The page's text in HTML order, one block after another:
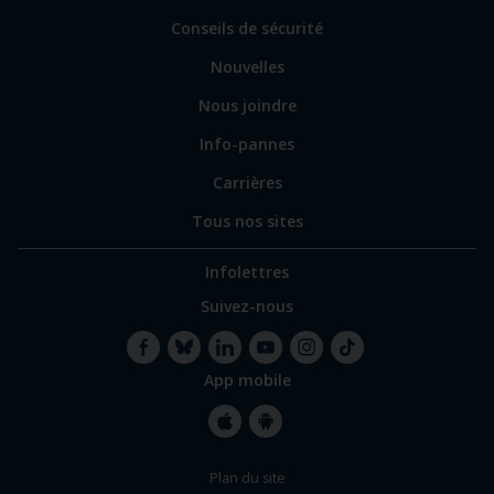
sites
Conseils de sécurité
Nouvelles
Nous joindre
Info-pannes
Carrières
Tous nos sites
Infolettres
Suivez-nous
BlueskyLinkedInYouTube
App mobile
Plan du site